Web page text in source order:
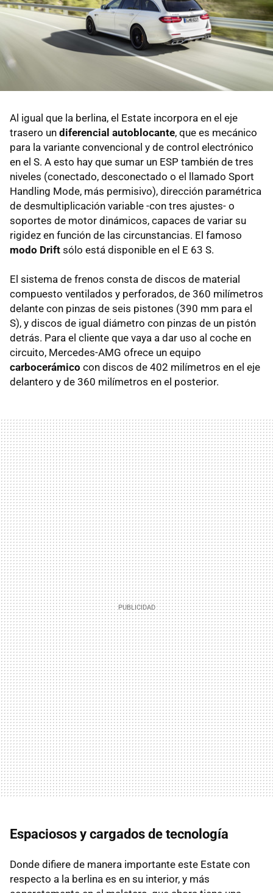
Al igual que la berlina, el Estate incorpora en el eje
trasero un diferencial autoblocante, que es mecánico
para la variante convencional y de control electrónico
en el S. A esto hay que sumar un ESP también de tres
niveles (conectado, desconectado o el llamado Sport
Handling Mode, más permisivo), dirección paramétrica
de desmultiplicación variable -con tres ajustes- o
soportes de motor dinámicos, capaces de variar su
rigidez en función de las circunstancias. El famoso
modo Drift sólo está disponible en el E 63 S.
El sistema de frenos consta de discos de material
compuesto ventilados y perforados, de 360 milímetros
delante con pinzas de seis pistones (390 mm para el
S), y discos de igual diámetro con pinzas de un pistón
detrás. Para el cliente que vaya a dar uso al coche en
circuito, Mercedes-AMG ofrece un equipo
carbocerámico con discos de 402 milímetros en el eje
delantero y de 360 milímetros en el posterior.
Espaciosos y cargados de tecnología
Donde difiere de manera importante este Estate con
respecto a la berlina es en su interior, y más